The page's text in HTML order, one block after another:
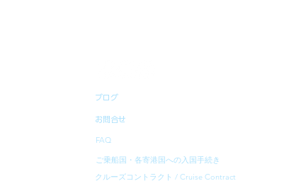
ブログ
お問合せ
FAQ
クルーズコントラクト / Cruise Contract
ご乗船国・各寄港国への入国手続き